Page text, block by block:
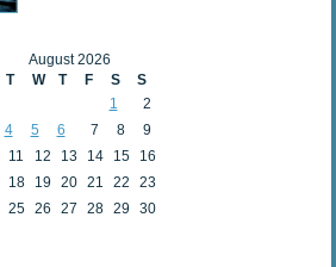
August 2026
T W T F S
S
1
2
4 5 6 7 8
9
11 12 13 14 15
16
18 19 20 21 22
23
25 26 27 28 29
30